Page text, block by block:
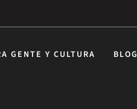
GENTE Y CULTURA BLOG